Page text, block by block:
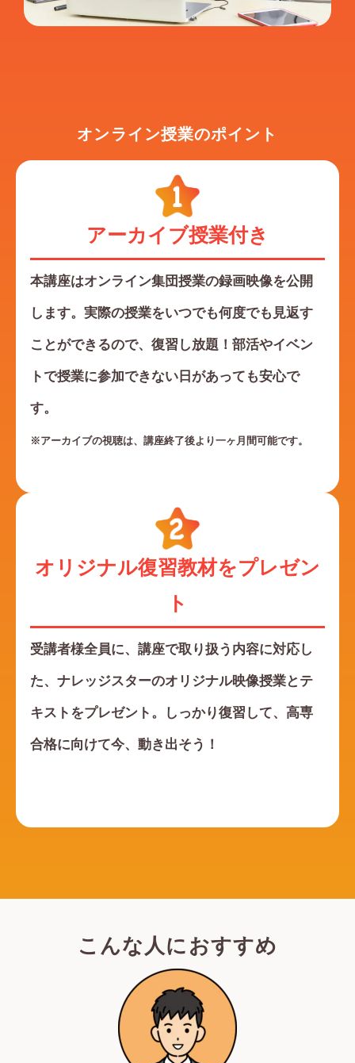
オンライン授業のポイント
アーカイブ授業付き
本講座はオンライン集団授業の録画映像を公開
します。実際の授業をいつでも何度でも見返す
ことができるので、復習し放題！部活やイベン
トで授業に参加できない日があっても安心で
す。
※アーカイブの視聴は、講座終了後より一ヶ月間可能です。
オリジナル復習教材をプレゼン
ト
受講者様全員に、講座で取り扱う内容に対応し
た、ナレッジスターのオリジナル映像授業とテ
キストをプレゼント。しっかり復習して、高専
合格に向けて今、動き出そう！
こんな人におすすめ